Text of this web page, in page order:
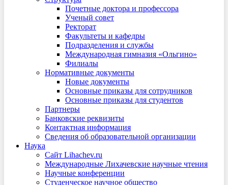
Почетные доктора и профессора
Ученый совет
Ректорат
Факультеты и кафедры
Подразделения и службы
Международная гимназия «Ольгино»
Филиалы
Нормативные документы
Новые документы
Основные приказы для сотрудников
Основные приказы для студентов
Партнеры
Банковские реквизиты
Контактная информация
Сведения об образовательной организации
Наука
Сайт Lihachev.ru
Международные Лихачевские научные чтения
Научные конференции
Студенческое научное общество